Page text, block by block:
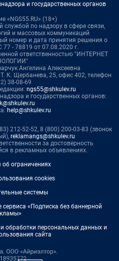
и государственных органов
«NGS55.RU» (18+)
службой по надзору в сфере связи,
и массовых коммуникаций
номер и дата принятия решения о
- 78819 от 07.08.2020 г.
ответственностью "ИНТЕРНЕТ
Ангелина Алексеевна
К. Щербанева, 25, офис 402, телефон
38-08-69
ngs55@shkulev.ru
и государственных органов:
help@shkulev.ru
212-52-52, 8 (800) 200-03-83 (звонок
reklamangs@shkulev.ru
за достоверность
в рекламных объявлениях.
ограничениях
cookies
системы
«Подписка без баннерной
обработки персональных данных и
сайта